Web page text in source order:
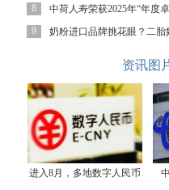
8
中荷人寿荣获2025年“年度
9
奶粉进口品牌挑花眼？二
资讯图
进入8月，多地数字人民币